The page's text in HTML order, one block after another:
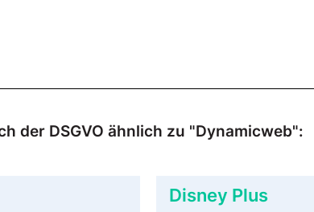
der DSGVO ähnlich zu "Dynamicweb":
Disney Plus